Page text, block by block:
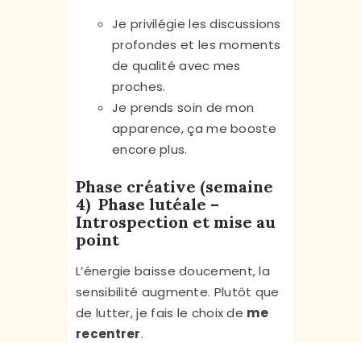
Je privilégie les discussions
profondes et les moments
de qualité avec mes
proches.
Je prends soin de mon
apparence, ça me booste
encore plus.
Phase créative (semaine
4) Phase lutéale –
Introspection et mise au
point
L’énergie baisse doucement, la
sensibilité augmente. Plutôt que
de lutter, je fais le choix de me
recentrer.